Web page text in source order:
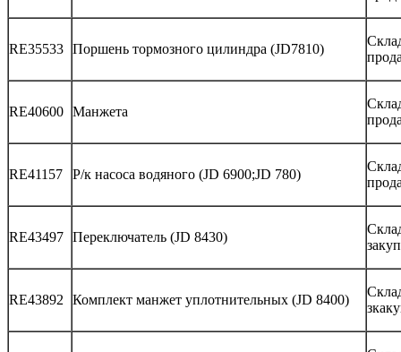
RE35533 Поршень тормозного цилиндра (JD7810)
RE40600 Манжета
RE41157 Р/к насоса водяного (JD 6900;JD 780)
RE43497 Переключатель (JD 8430)
RE43892 Комплект манжет уплотнительных (JD 8400)